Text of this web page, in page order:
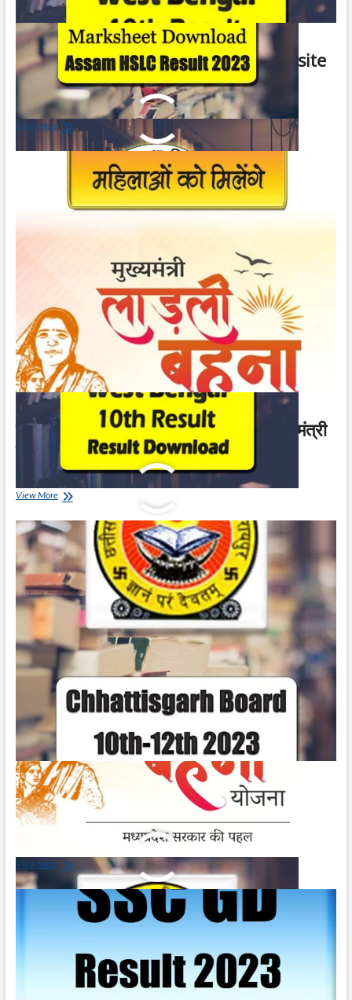
West Bengal 10th Result 2023 Website
| पश्चिम बंगाल 10वीं परिणाम 2023 वेबसाइट
May 19, 2023
View MoreWest
10th
महिलाओं को मिलेंगे प्रतिमाह Rs.1000 | मुख्यमंत्री
लाडली बहना योजना
May 17, 2023
View Moreमहिलाओं
मिलेंगे
प्रतिमाह
Rs.1000
|
मुख्यमंत्री
लाडली
बहना
CGBSE 10th-12th Result 2023
Download
View MoreCGBSE
10th-
12th
Result
2023